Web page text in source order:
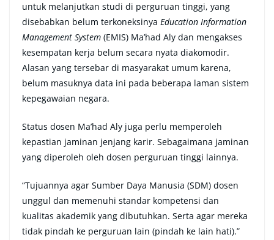
untuk melanjutkan studi di perguruan tinggi, yang
disebabkan belum terkoneksinya Education Information
Management System (EMIS) Ma’had Aly dan mengakses
kesempatan kerja belum secara nyata diakomodir.
Alasan yang tersebar di masyarakat umum karena,
belum masuknya data ini pada beberapa laman sistem
kepegawaian negara.
Status dosen Ma’had Aly juga perlu memperoleh
kepastian jaminan jenjang karir. Sebagaimana jaminan
yang diperoleh oleh dosen perguruan tinggi lainnya.
“Tujuannya agar Sumber Daya Manusia (SDM) dosen
unggul dan memenuhi standar kompetensi dan
kualitas akademik yang dibutuhkan. Serta agar mereka
tidak pindah ke perguruan lain (pindah ke lain hati).”